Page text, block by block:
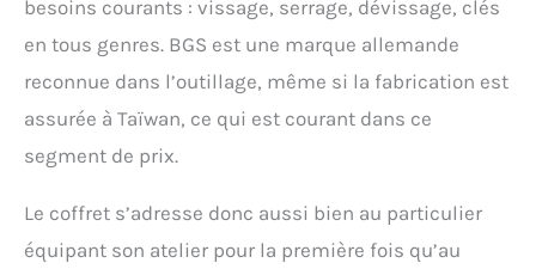
Brosse à main avec
manche, fil d'acier, 5
d’épaisseur de précision,
mécaniciens, manche en
fibres de verre, 800 g |
Jeu d’embouts couleur,
besoins courants : vissage, serrage, dévissage, clés
en tous genres. BGS est une marque allemande
reconnue dans l’outillage, même si la fabrication est
assurée à Taïwan, ce qui est courant dans ce
segment de prix.
Le coffret s’adresse donc aussi bien au particulier
équipant son atelier pour la première fois qu’au